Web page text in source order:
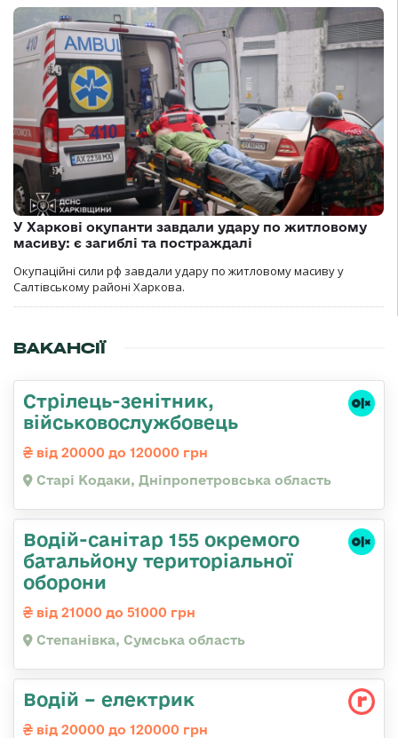
У Харкові окупанти завдали удару по житловому
масиву: є загиблі та постраждалі
Окупаційні сили рф завдали удару по житловому масиву у
Салтівському районі Харкова.
ВАКАНСІЇ
Стрілець-зенітник,
військовослужбовець
від 20000 до 120000 грн
Старі Кодаки, Дніпропетровська область
Водій-санітар 155 окремого
батальйону територіальної
оборони
від 21000 до 51000 грн
Степанівка, Сумська область
Водій – електрик
від 20000 до 120000 грн